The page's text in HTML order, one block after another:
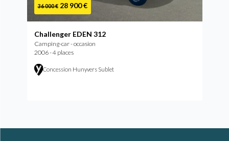
36 000 € 28 900 €
Challenger EDEN 312
Camping-car - occasion
2006 - 4 places
Concession Hunyvers Sublet